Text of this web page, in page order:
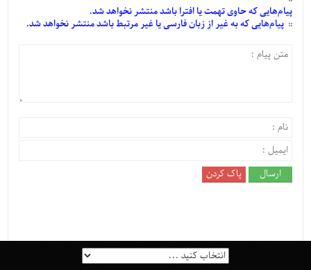
پیام‌هاییکه حاوی تهمت یا افترا باشد منتشر نخواهد شد.
پیام‌هاییکه به غیر از زبان فارسی یا غیر مرتبط باشد منتشر نخواهد شد.